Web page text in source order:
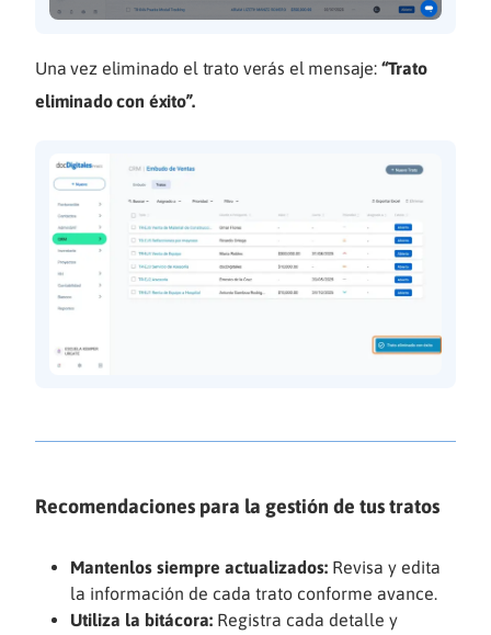
Una vez eliminado el trato verás el mensaje: “Trato
eliminado con éxito”.
Recomendaciones para la gestión de tus tratos
Mantenlos siempre actualizados: Revisa y edita
la información de cada trato conforme avance.
Utiliza la bitácora: Registra cada detalle y